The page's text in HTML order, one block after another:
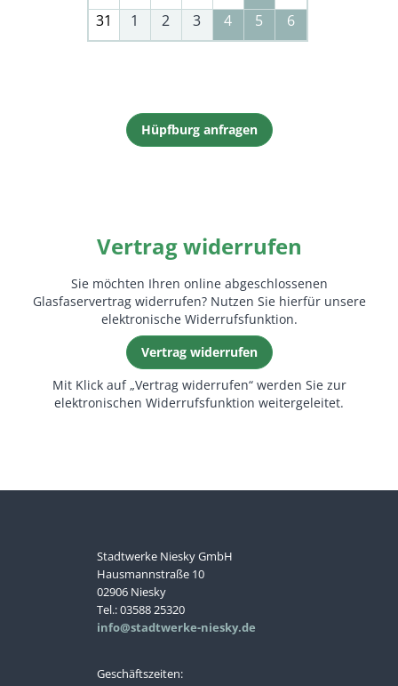
31
1 2 3 4 5 6
Hüpfburg anfragen
(Pflichtfeld)
Straße, Hausnummer*(Pflichtfeld)
Postleitzahl, Ort*(Pflichtfeld)
E-Mailadresse*(Pflichtfeld)
Vertrag widerrufen
Sie möchten Ihren online abgeschlossenen
Glasfaservertrag widerrufen? Nutzen Sie hierfür unsere
elektronische Widerrufsfunktion.
Vertrag widerrufen
Mit Klick auf „Vertrag widerrufen“ werden Sie zur
elektronischen Widerrufsfunktion weitergeleitet.
Stadtwerke Niesky GmbH
Hausmannstraße 10
02906 Niesky
Tel.: 03588 25320
info@stadtwerke-niesky.de
Geschäftszeiten: